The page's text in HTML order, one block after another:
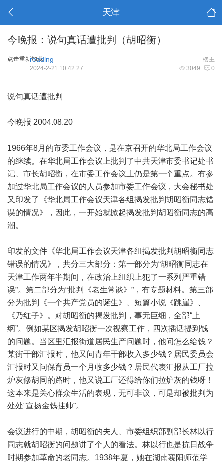
天津
今晚报：说句真话遭批判（胡昭衡）
点击重新加载 楼主
reading
3049 0
2024-2-21 10:42:27
说句真话遭批判
今晚报 2004.08.20
1966年8月的市委工作会议，是在京召开的华北局工作会议
的继续。在华北局工作会议上批判了中共天津市委书记处书
记、市长胡昭衡，在市委工作会议上仍是第一个重点。有参
加过华北局工作会议的人员参加市委工作会议，大会秘书处
又印发了《华北局工作会议天津各组揭发批判胡昭衡同志错
误的情况》，因此，一开始就掀起揭发批判胡昭衡同志的高
潮。
印发的文件《华北局工作会议天津各组揭发批判胡昭衡同志
错误的情况》，共分三大部分：第一部分为“胡昭衡同志在
天津工作两年半期间，在政治上组织上犯了一系列严重错
误”。第二部分为“批判《老生常谈》”，有专题材料。第三部
分为批判《一个共产党员的诞生》、短篇小说《跳崖》、
《乃红子》。对胡昭衡的揭发批判，事无巨细，全部“上
纲”。例如某区揭发胡昭衡一次视察工作，四次插话提到钱
的问题。当区里汇报街道居民生产问题时，他问怎么给钱？
某街干部汇报时，他又问青年干部收入多少钱？居民委员会
汇报时又问保育员一个月收多少钱？居民代表汇报从工厂拉
炉灰修胡同的路时，他又说工厂还得给你们拉炉灰的钱呀！
这本来是关心群众生活的表现，无可非议，可是却被批判为
处处“宣扬金钱挂帅”。
会议进行的中期，胡昭衡的夫人、市委组织部副部长林以行
同志就胡昭衡的问题讲了个人的看法。林以行也是抗日战争
时期参加革命的老同志。1938年夏，她在湖南襄阳师范学